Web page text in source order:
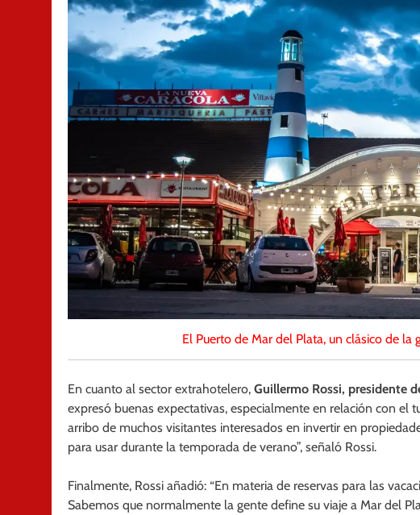
El Puerto de Mar del Plata, un clásico de
En cuanto al sector extrahotelero, Guillermo Rossi, presidente
expresó buenas expectativas, especialmente en relación con el
arribo de muchos visitantes interesados en invertir en
para usar durante la temporada de verano”, señaló Rossi.
Finalmente, Rossi añadió: “En materia de reservas para las
Sabemos que normalmente la gente define su viaje a Mar del